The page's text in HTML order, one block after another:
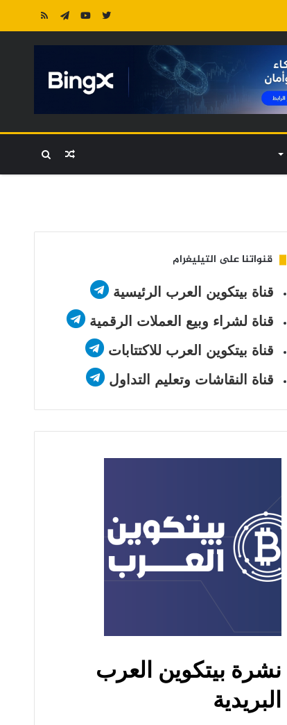
بحث مقال
قنواتنا على التيليغرام
قناة بيتكوين العرب الرئيسية
قناة لشراء وبيع العملات الرقمية
قناة بيتكوين العرب للاكتتابات
قناة النقاشات وتعليم التداول